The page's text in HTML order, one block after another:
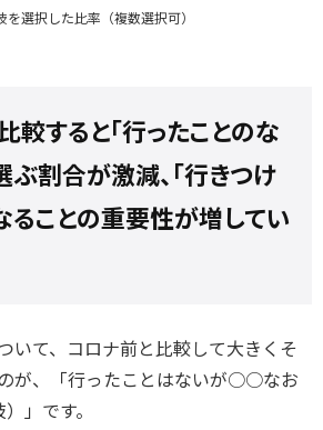
を選択した比率（複数選択可）
較すると「行ったことのな
ぶ割合が激減、「行きつけ
ることの重要性が増してい
いて、コロナ前と比較して大きくそ
が、「行ったことはないが○○なお
」です。